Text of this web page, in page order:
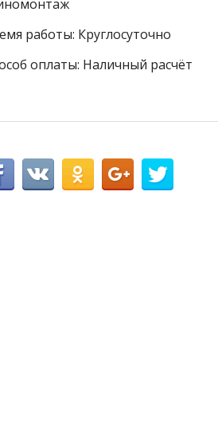
работы: Круглосуточно
оплаты: Наличный расчёт